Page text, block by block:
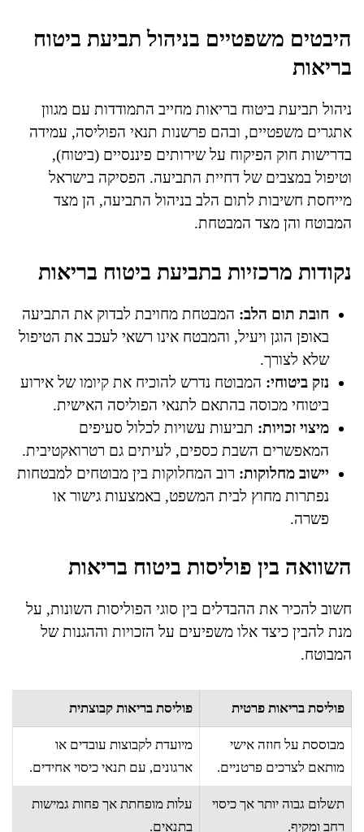
היבטים משפטיים בניהול תביעת ביטוח
בריאות
ניהול תביעת ביטוח בריאות מחייב התמודדות עם מגוון
אתגרים משפטיים, ובהם פרשנות תנאי הפוליסה, עמידה
בדרישות חוק הפיקוח על שירותים פיננסיים (ביטוח),
וטיפול במצבים של דחיית התביעה. הפסיקה בישראל
מייחסת חשיבות לתום הלב בניהול התביעה, הן מצד
המבוטח והן מצד המבטחת.
נקודות מרכזיות בתביעת ביטוח בריאות
חובת תום הלב: המבטחת מחויבת לבדוק את התביעה
באופן הוגן ויעיל, והמבטח אינו רשאי לעכב את הטיפול
שלא לצורך.
נזק ביטוחי: המבוטח נדרש להוכיח את קיומו של אירוע
ביטוחי מכוסה בהתאם לתנאי הפוליסה האישית.
מיצוי זכויות: תביעות עשויות לכלול סעיפים
המאפשרים השבת כספים, לעיתים גם רטרואקטיבית.
יישוב מחלוקות: רוב המחלוקות בין מבוטחים למבטחות
נפתרות מחוץ לבית המשפט, באמצעות גישור או
פשרה.
השוואה בין פוליסות ביטוח בריאות
חשוב להכיר את ההבדלים בין סוגי הפוליסות השונות, על
מנת להבין כיצד אלו משפיעים על הזכויות וההגנות של
המבוטח.
פוליסת בריאות פרטית פוליסת בריאות קבוצתית
מבוססת על חוזה אישי
מותאם לצרכים פרטניים.
מיועדת לקבוצות עובדים או
ארגונים, עם תנאי כיסוי אחידים.
תשלום גבוה יותר אך כיסוי
רחב ומקיף.
עלות מופחתת אך פחות גמישות
בתנאים.